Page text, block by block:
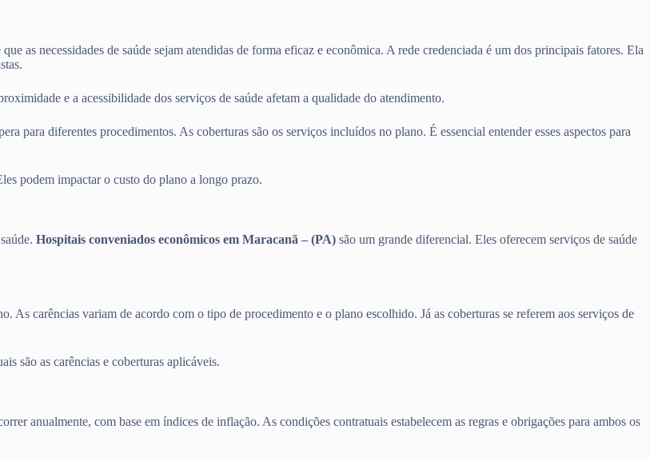
as necessidades de saúde sejam atendidas de forma eficaz e econômica. A rede credenciada é um dos principais fatores. Ela
e a acessibilidade dos serviços de saúde afetam a qualidade do atendimento.
para diferentes procedimentos. As coberturas são os serviços incluídos no plano. É essencial entender esses aspectos para
podem impactar o custo do plano a longo prazo.
Hospitais conveniados econômicos em Maracanã – (PA) são um grande diferencial. Eles oferecem serviços de saúde
As carências variam de acordo com o tipo de procedimento e o plano escolhido. Já as coberturas se referem aos serviços de
são as carências e coberturas aplicáveis.
anualmente, com base em índices de inflação. As condições contratuais estabelecem as regras e obrigações para ambos os